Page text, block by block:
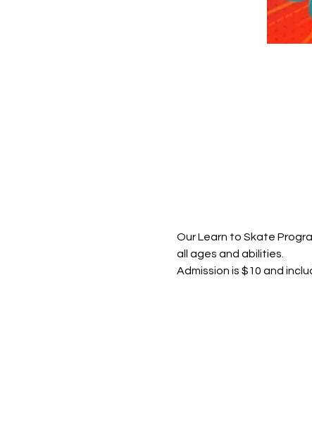
Our Learn to Skate
all ages and abilities.
Admission is $10 and